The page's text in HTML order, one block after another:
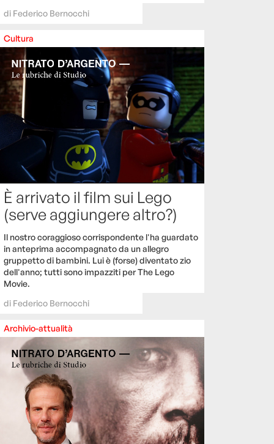
di Federico Bernocchi
Cultura
È arrivato il film sui Lego
(serve aggiungere altro?)
Il nostro coraggioso corrispondente l'ha guardato
in anteprima accompagnato da un allegro
gruppetto di bambini. Lui è (forse) diventato zio
dell'anno; tutti sono impazziti per The Lego
Movie.
di Federico Bernocchi
Archivio-attualità